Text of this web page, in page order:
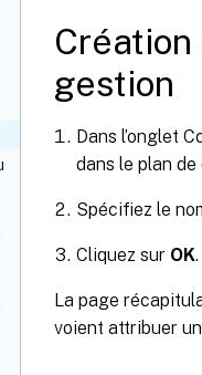
Création
gestion
Dans l’onglet
dans le plan
Spécifiez le
Cliquez sur OK.
La page
voient attribuer